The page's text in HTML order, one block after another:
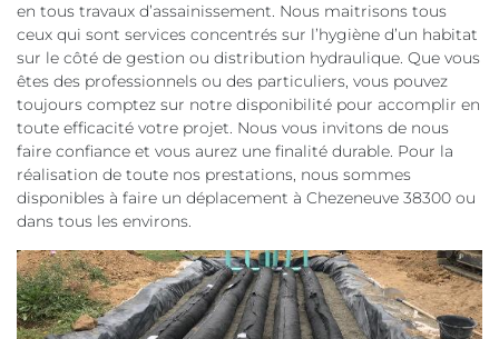
en tous travaux d’assainissement. Nous maitrisons tous
ceux qui sont services concentrés sur l’hygiène d’un habitat
sur le côté de gestion ou distribution hydraulique. Que vous
êtes des professionnels ou des particuliers, vous pouvez
toujours comptez sur notre disponibilité pour accomplir en
toute efficacité votre projet. Nous vous invitons de nous
faire confiance et vous aurez une finalité durable. Pour la
réalisation de toute nos prestations, nous sommes
disponibles à faire un déplacement à Chezeneuve 38300 ou
dans tous les environs.